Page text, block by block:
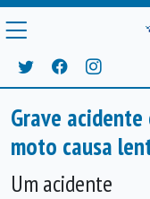
Grave
moto causa
Um acidente